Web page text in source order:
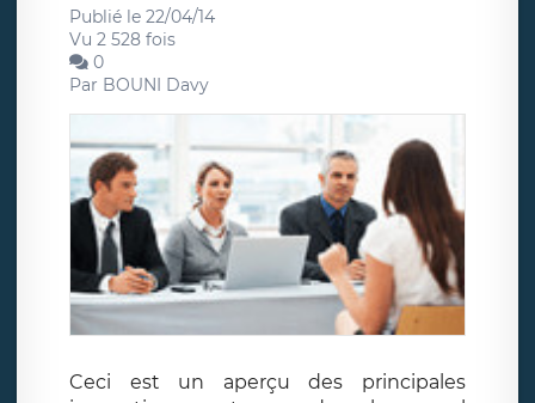
Publié le 22/04/14
Vu 2 528 fois
0
Par BOUNI Davy
Ceci est un aperçu des principales